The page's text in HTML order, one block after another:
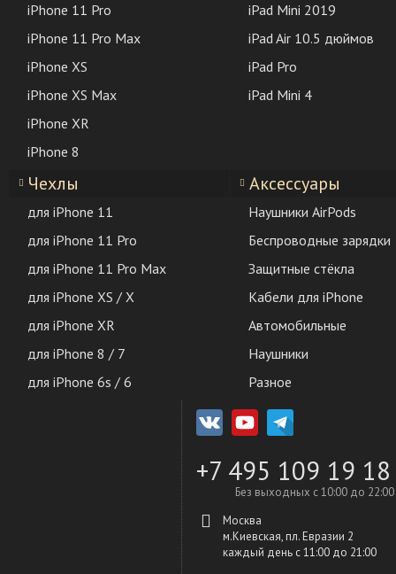
iPhone 11 Pro
iPhone 11 Pro Max
iPhone XS
iPhone XS Max
iPhone XR
iPhone 8
iPad Mini 2019
iPad Air 10.5 дюймов
iPad Pro
iPad Mini 4
Чехлы
для iPhone 11
для iPhone 11 Pro
для iPhone 11 Pro Max
для iPhone XS / X
для iPhone XR
для iPhone 8 / 7
для iPhone 6s / 6
Аксессуары
Наушники AirPods
Беспроводные зарядки
Защитные стёкла
Кабели для iPhone
Автомобильные
Наушники
Разное
+7 495 109 19 18
Без выходных с 10:00 до 22:00
Москва
м.Киевская, пл. Евразии 2
каждый день c 11:00 до 21:00